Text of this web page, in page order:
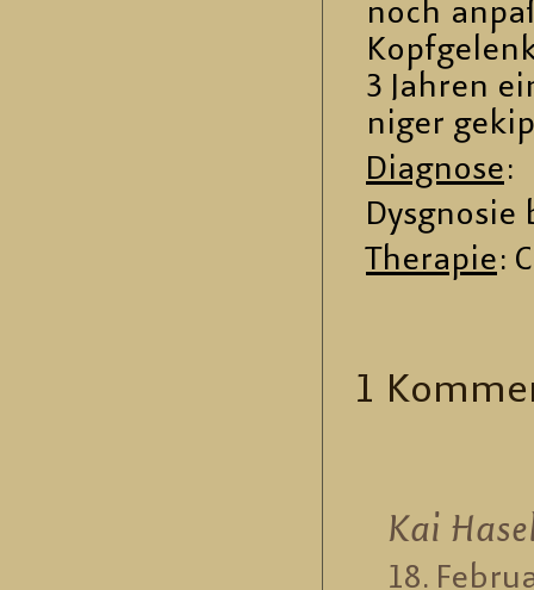
noch
3 Jah­ren
ni­ger
Dia­gno­se:
Dys­gno­sie
The­ra­pie:
1
Kai
18.